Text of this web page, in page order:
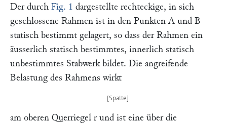
Der durch Fig. 1 dargestellte rechteckige, in sich
geschlossene Rahmen ist in den Punkten A und B
statisch bestimmt gelagert, so dass der Rahmen ein
äusserlich statisch bestimmtes, innerlich statisch
unbestimmtes Stabwerk bildet. Die angreifende
Belastung des Rahmens wirkt
am oberen Querriegel rund ist eine über die